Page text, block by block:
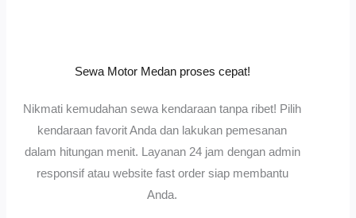
Sewa Motor Medan proses cepat!
Nikmati kemudahan sewa kendaraan tanpa ribet! Pilih
kendaraan favorit Anda dan lakukan pemesanan
dalam hitungan menit. Layanan 24 jam dengan admin
responsif atau website fast order siap membantu
Anda.